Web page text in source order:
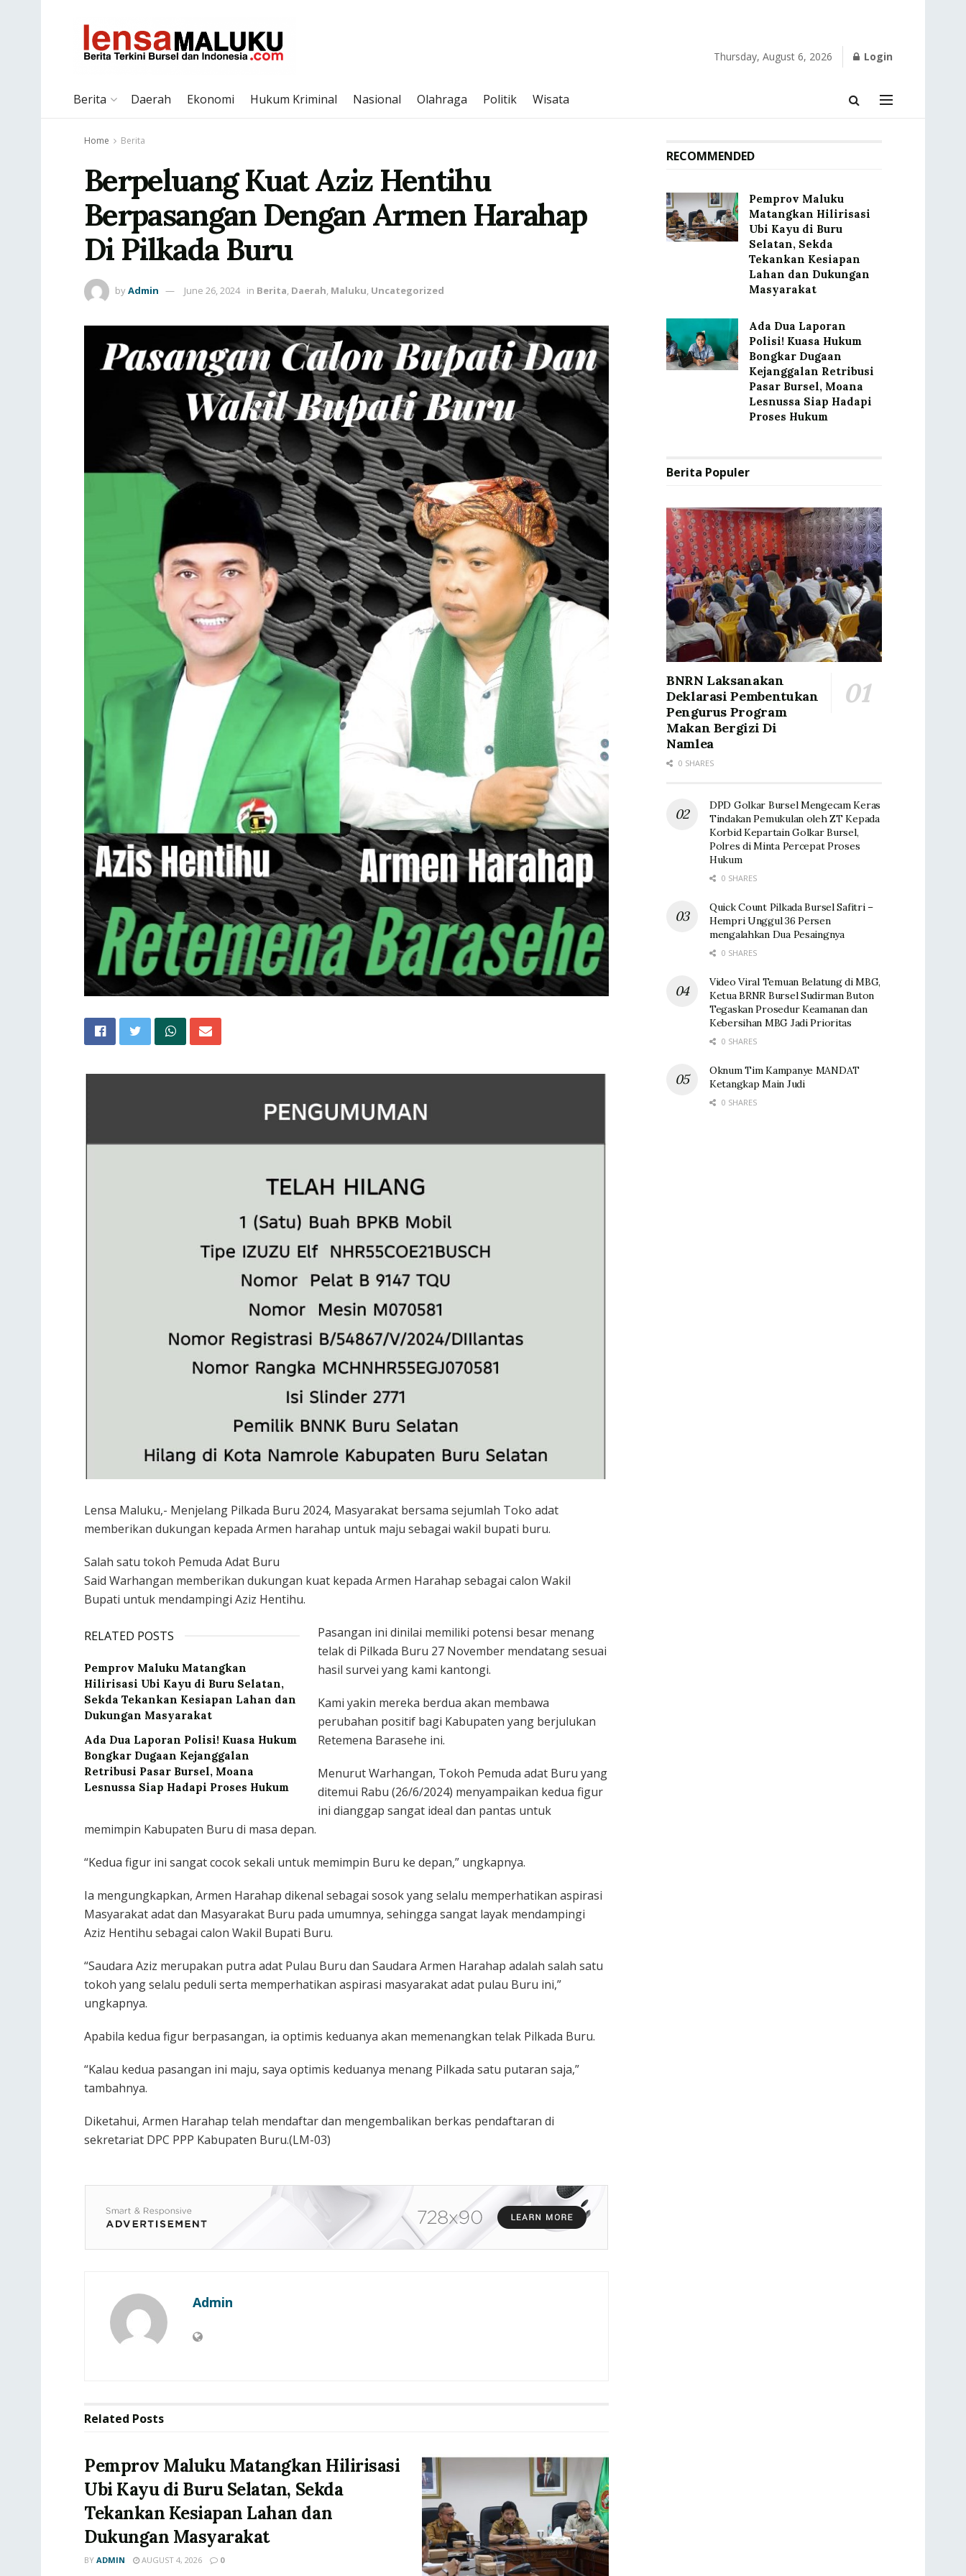
Thursday, August 6, 2026 Login
Berita Daerah Ekonomi Hukum Kriminal Nasional Olahraga Politik Wisata
Home Berita
Berpeluang Kuat Aziz Hentihu
Berpasangan Dengan Armen Harahap
Di Pilkada Buru
byAdmin June 26, 2024 in Berita, Daerah, Maluku, Uncategorized
Lensa Maluku,- Menjelang Pilkada Buru 2024, Masyarakat bersama sejumlah Toko adat
memberikan dukungan kepada Armen harahap untuk maju sebagai wakil bupati buru.
Salah satu tokoh Pemuda Adat Buru
Said Warhangan memberikan dukungan kuat kepada Armen Harahap sebagai calon Wakil
Bupati untuk mendampingi Aziz Hentihu.
RELATED POSTS
‎Pemprov Maluku Matangkan
Hilirisasi Ubi Kayu di Buru Selatan,
Sekda Tekankan Kesiapan Lahan dan
Dukungan Masyarakat
Ada Dua Laporan Polisi! Kuasa Hukum
Bongkar Dugaan Kejanggalan
Retribusi Pasar Bursel, Moana
Lesnussa Siap Hadapi Proses Hukum
Pasangan ini dinilai memiliki potensi besar menang
telak di Pilkada Buru 27 November mendatang sesuai
hasil survei yang kami kantongi.
Kami yakin mereka berdua akan membawa
perubahan positif bagi Kabupaten yang berjulukan
Retemena Barasehe ini.
Menurut Warhangan, Tokoh Pemuda adat Buru yang
ditemui Rabu (26/6/2024) menyampaikan kedua figur
ini dianggap sangat ideal dan pantas untuk
memimpin Kabupaten Buru di masa depan.
“Kedua figur ini sangat cocok sekali untuk memimpin Buru ke depan,” ungkapnya.
Ia mengungkapkan, Armen Harahap dikenal sebagai sosok yang selalu memperhatikan aspirasi
Masyarakat adat dan Masyarakat Buru pada umumnya, sehingga sangat layak mendampingi
Aziz Hentihu sebagai calon Wakil Bupati Buru.
“Saudara Aziz merupakan putra adat Pulau Buru dan Saudara Armen Harahap adalah salah satu
tokoh yang selalu peduli serta memperhatikan aspirasi masyarakat adat pulau Buru ini,”
ungkapnya.
Apabila kedua figur berpasangan, ia optimis keduanya akan memenangkan telak Pilkada Buru.
“Kalau kedua pasangan ini maju, saya optimis keduanya menang Pilkada satu putaran saja,”
tambahnya.
Diketahui, Armen Harahap telah mendaftar dan mengembalikan berkas pendaftaran di
sekretariat DPC PPP Kabupaten Buru.(LM-03)
Admin
Related Posts
‎Pemprov Maluku Matangkan Hilirisasi
Ubi Kayu di Buru Selatan, Sekda
Tekankan Kesiapan Lahan dan
Dukungan Masyarakat
BY ADMIN AUGUST 4, 2026 0
RECOMMENDED
‎Pemprov Maluku
Matangkan Hilirisasi
Ubi Kayu di Buru
Selatan, Sekda
Tekankan Kesiapan
Lahan dan Dukungan
Masyarakat
Ada Dua Laporan
Polisi! Kuasa Hukum
Bongkar Dugaan
Kejanggalan Retribusi
Pasar Bursel, Moana
Lesnussa Siap Hadapi
Proses Hukum
Berita Populer
BNRN Laksanakan
Deklarasi Pembentukan
Pengurus Program
Makan Bergizi Di
Namlea
0 SHARES
DPD Golkar Bursel Mengecam Keras
Tindakan Pemukulan oleh ZT Kepada
Korbid Kepartain Golkar Bursel,
Polres di Minta Percepat Proses
Hukum
0 SHARES
Quick Count Pilkada Bursel Safitri –
Hempri Unggul 36 Persen
mengalahkan Dua Pesaingnya
0 SHARES
Video Viral Temuan Belatung di MBG,
Ketua BRNR Bursel Sudirman Buton
Tegaskan Prosedur Keamanan dan
Kebersihan MBG Jadi Prioritas
0 SHARES
Oknum Tim Kampanye MANDAT
Ketangkap Main Judi
0 SHARES